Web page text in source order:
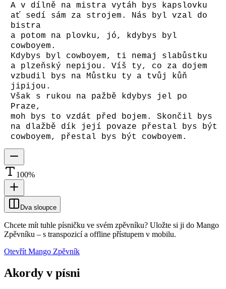
A v dílně na mistra vytáh bys kapslovku
ať sedí sám za strojem. Nás byl vzal do
bistra
a potom na plovku, jó, kdybys byl
cowboyem.
Kdybys byl cowboyem, ti nemaj slabůstku
a plzeňský nepijou. Víš ty, co za dojem
vzbudil bys na Můstku ty a tvůj kůň
jipijou.
Však s rukou na pažbě kdybys jel po
Praze,
moh bys to vzdát před bojem. Skončil bys
na dlažbě dík její povaze přestal bys být
cowboyem, přestal bys být cowboyem.
100%
Dva sloupce
Chcete mít tuhle písničku ve svém zpěvníku? Uložte si ji do Mango
Zpěvníku – s transpozicí a offline přístupem v mobilu.
Otevřít Mango Zpěvník
Akordy v písni